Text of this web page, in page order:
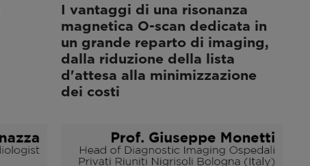
I vantaggi di una risonanza
magnetica O-scan dedicata in
un grande reparto di imaging,
dalla riduzione della lista
d'attesa alla minimizzazione
dei costi